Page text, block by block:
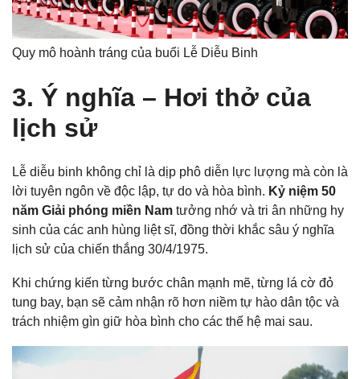
Quy mô hoành tráng của buổi Lễ Diễu Binh
3. Ý nghĩa – Hơi thở của
lịch sử
Lễ diễu binh không chỉ là dịp phô diễn lực lượng mà còn là
lời tuyên ngôn về độc lập, tự do và hòa bình. Kỷ niệm 50
năm Giải phóng miền Nam tưởng nhớ và tri ân những hy
sinh của các anh hùng liệt sĩ, đồng thời khắc sâu ý nghĩa
lịch sử của chiến thắng 30/4/1975.
Khi chứng kiến từng bước chân mạnh mẽ, từng lá cờ đỏ
tung bay, bạn sẽ cảm nhận rõ hơn niềm tự hào dân tộc và
trách nhiệm gìn giữ hòa bình cho các thế hệ mai sau.